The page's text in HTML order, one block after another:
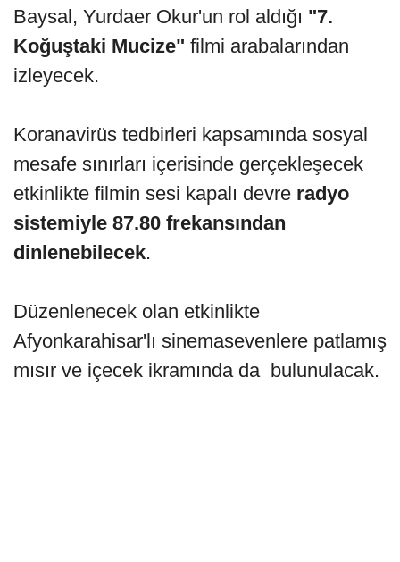
Baysal, Yurdaer Okur'un rol aldığı "7.
Koğuştaki Mucize" filmi arabalarından
izleyecek.
Koranavirüs tedbirleri kapsamında sosyal
mesafe sınırları içerisinde gerçekleşecek
etkinlikte filmin sesi kapalı devre radyo
sistemiyle 87.80 frekansından
dinlenebilecek.
Düzenlenecek olan etkinlikte
Afyonkarahisar'lı sinemasevenlere patlamış
mısır ve içecek ikramında da bulunulacak.